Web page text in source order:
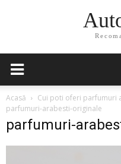
Acasă
Cui poti oferi parfumuri
parfumuri-arabesti-originale
parfumuri-